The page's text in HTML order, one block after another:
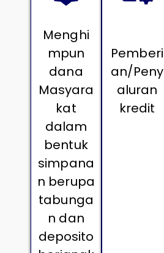
Menghi
mpun
dana
Masyara
kat
dalam
bentuk
simpana
n berupa
tabunga
n dan
deposito
Pemberi
an/Peny
aluran
kredit